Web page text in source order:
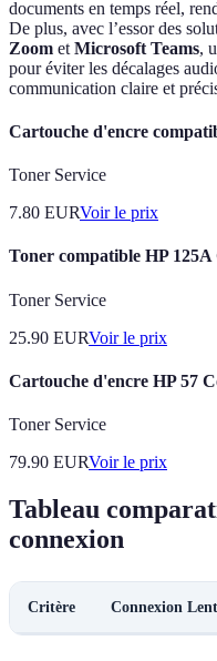
documents en temps réel,
De plus, avec l’essor des
Zoom et Microsoft Teams,
pour éviter les décalages
communication claire et
Cartouche d'encre
Toner Service
7.80 EURVoir le prix
Toner compatible HP 125A
Toner Service
25.90 EURVoir le prix
Cartouche d'encre HP 57
Toner Service
79.90 EURVoir le prix
Tableau
connexion
Critère Connexion